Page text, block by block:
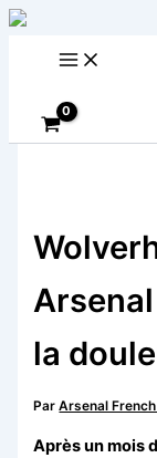
Aller
Rechercher
la
ParArsenal
Après un mois